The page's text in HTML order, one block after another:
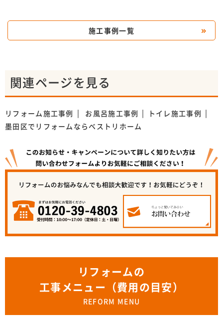
施工事例一覧
関連ページを見る
リフォーム施工事例 お風呂施工事例
トイレ施工事例
墨田区でリフォームならベストリホーム
リフォームの
工事メニュー（費用の目安）
REFORM MENU